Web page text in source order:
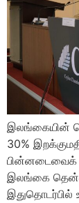
இலங்கையின்
30%
பின்னடைவைக்
இலங்கை
இதுதொடர்பில்